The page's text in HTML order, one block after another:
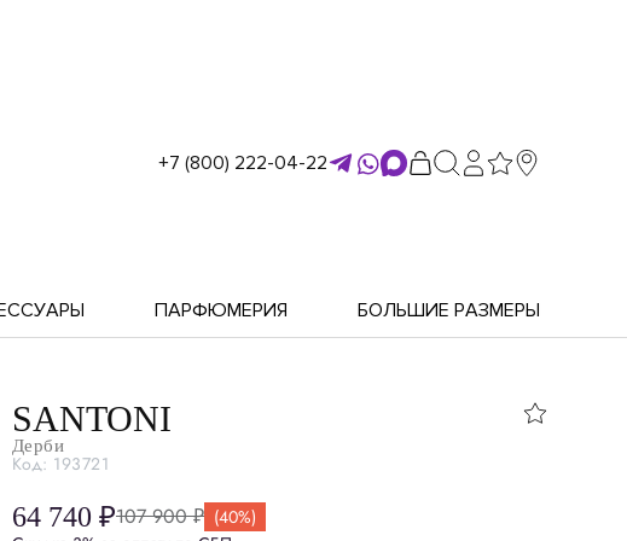
+7 (800) 222-04-22
ПАРФЮМЕРИЯ БОЛЬШИЕ РАЗМЕРЫ
SANTONI
Дерби
Код: 193721
64 740 ₽107 900 ₽ (40%)